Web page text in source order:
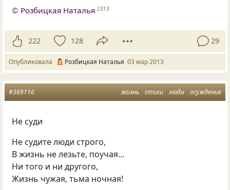
© Розбицкая Наталья 2313
222 128 29
Опубликовала Розбицкая Наталья 03 мар 2013
жизнь стихи люди осуждение
#369116
Не суди
Не судите люди строго,
В жизнь не лезьте, поучая…
Ни того и ни другого,
Жизнь чужая, тьма ночная!